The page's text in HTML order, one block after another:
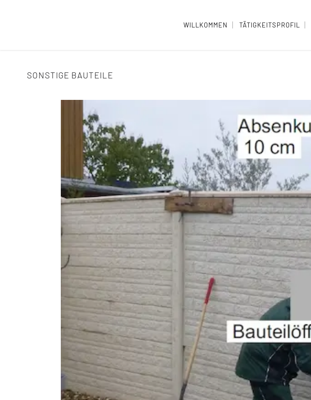
WILLKOMMEN TÄTIGKEITSPROFIL
SONSTIGE BAUTEILE